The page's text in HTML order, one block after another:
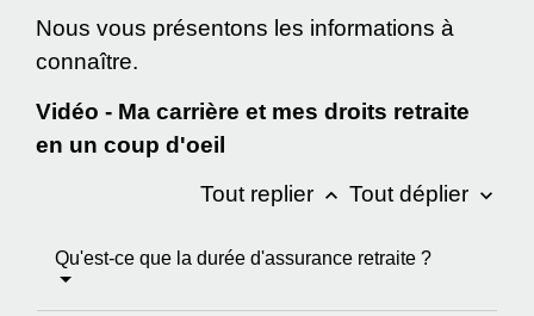
Nous vous présentons les informations à
connaître.
Vidéo - Ma carrière et mes droits retraite
en un coup d'oeil
Tout replier keyboard_arrow_up Tout déplier keyboard_arrow_down
Qu'est-ce que la durée d'assurance retraite ?